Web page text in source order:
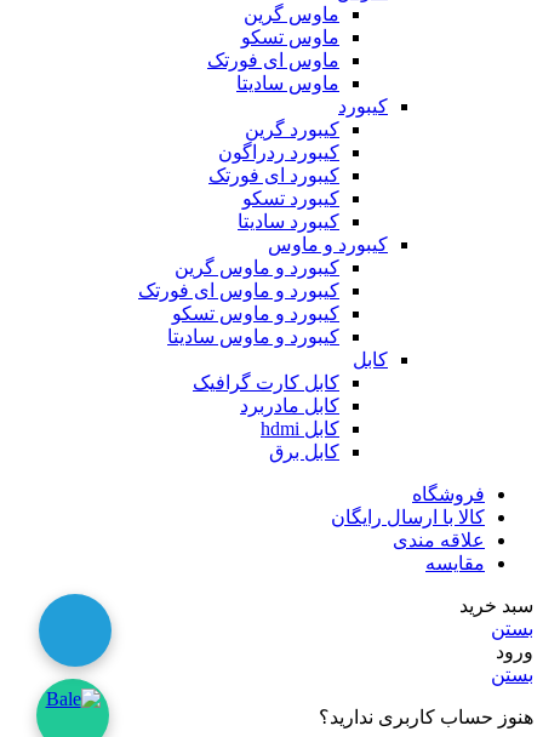
ماوس گرین
ماوس تسکو
ماوس ای فورتک
ماوس سادیتا
کیبورد
کیبورد گرین
کیبورد ردراگون
کیبورد ای فورتک
کیبورد تسکو
کیبورد سادیتا
کیبورد و ماوس
کیبورد و ماوس گرین
کیبورد و ماوس ای فورتک
کیبورد و ماوس تسکو
کیبورد و ماوس سادیتا
کابل
کابل کارت گرافیک
کابل مادربرد
کابل hdmi
کابل برق
فروشگاه
کالا با ارسال رایگان
علاقه مندی
مقایسه
سبد خرید
بستن
ورود
بستن
هنوز حساب کاربری ندارید؟